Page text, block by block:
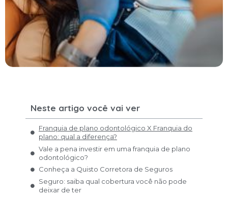
Neste artigo você vai ver
Franquia de plano odontológico X Franquia do
plano: qual a diferença?
Vale a pena investir em uma franquia de plano
odontológico?
Conheça a Quisto Corretora de Seguros
Seguro: saiba qual cobertura você não pode
deixar de ter